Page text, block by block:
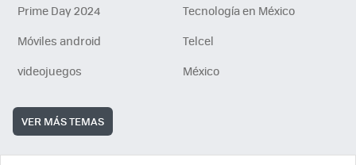
Prime Day 2024
Tecnología en México
Móviles android
Telcel
videojuegos
México
VER MÁS TEMAS